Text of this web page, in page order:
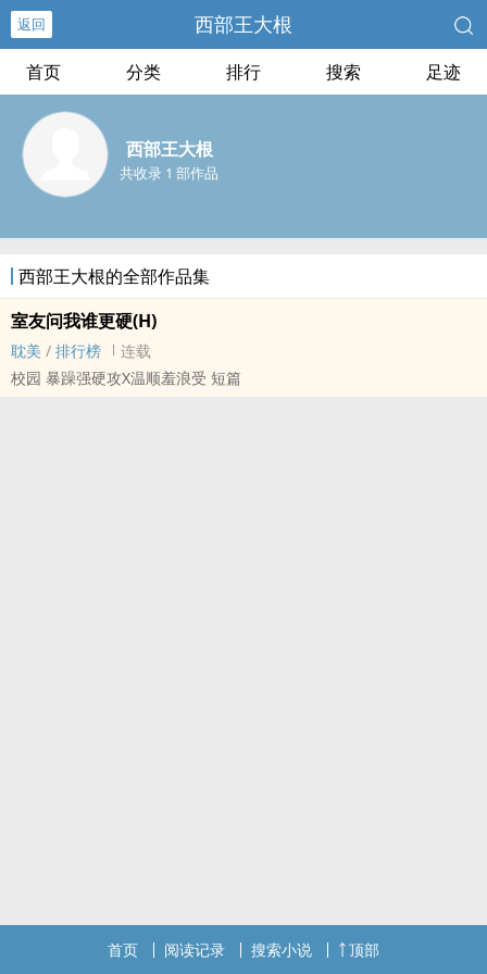
返回 西部王大根
首页 分类 排行 搜索 足迹
西部王大根
共收录 1 部作品
西部王大根的全部作品集
室友问我谁更硬(H)
耽美 / 排行榜
连载
校园 暴躁强硬攻X温顺羞浪受 短篇
首页 阅读记录 搜索小说 顶部